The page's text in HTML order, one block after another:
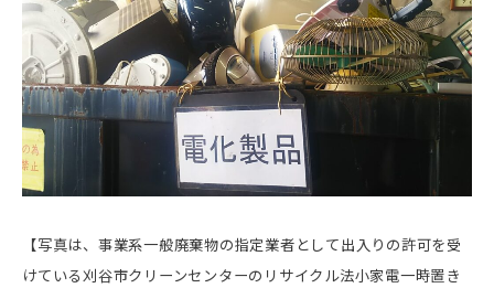
【写真は、事業系一般廃棄物の指定業者として出入りの許可を受
けている刈谷市クリーンセンターのリサイクル法小家電一時置き